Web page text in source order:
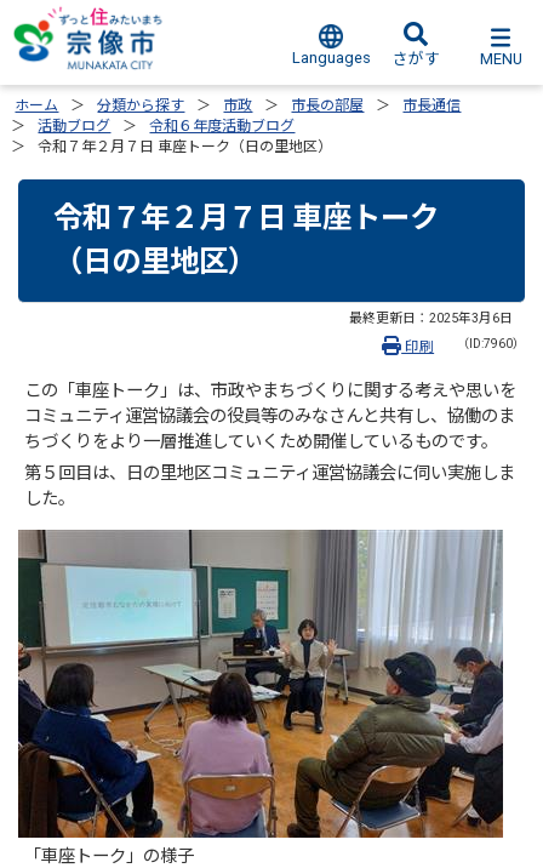
Languages さがす MENU
ホーム 分類から探す 市政 市長の部屋
市長通信
活動ブログ
令和６年度活動ブログ
令和７年２月７日 車座トーク（日の里地区）
令和７年２月７日 車座トーク
（日の里地区）
最終更新日： 2025年3月6日
（ID:7960）
印刷
この「車座トーク」は、市政やまちづくりに関する考えや思いを
コミュニティ運営協議会の役員等のみなさんと共有し、協働のま
ちづくりをより一層推進していくため開催しているものです。
第５回目は、日の里地区コミュニティ運営協議会に伺い実施しま
した。
「車座トーク」の様子